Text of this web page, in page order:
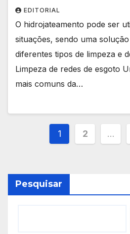
EDITORIAL
O hidrojateamento pode ser
situações, sendo uma
diferentes tipos de limpeza e
Limpeza de redes de esgoto
mais comuns da…
Paginação
posts
1 2 …
Pesquisar